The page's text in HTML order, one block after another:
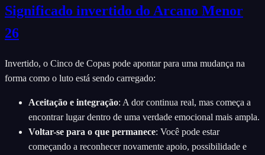
Significado invertido do Arcano Menor
26
Invertido, o Cinco de Copas pode apontar para uma mudança na
forma como o luto está sendo carregado:
Aceitação e integração: A dor continua real, mas começa a
encontrar lugar dentro de uma verdade emocional mais ampla.
Voltar-se para o que permanece: Você pode estar
começando a reconhecer novamente apoio, possibilidade e